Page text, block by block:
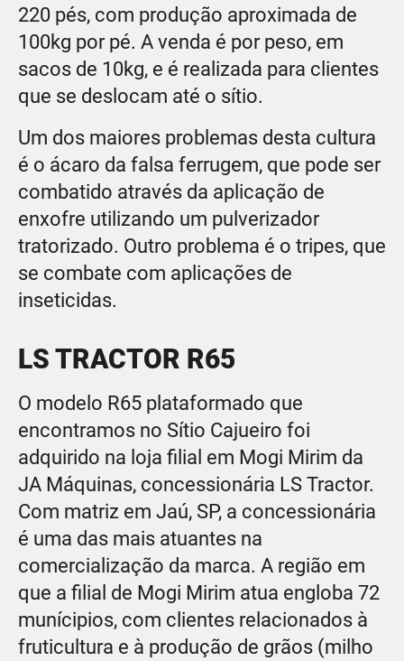
220 pés, com produção aproximada de
100kg por pé. A venda é por peso, em
sacos de 10kg, e é realizada para clientes
que se deslocam até o sítio.
Um dos maiores problemas desta cultura
é o ácaro da falsa ferrugem, que pode ser
combatido através da aplicação de
enxofre utilizando um pulverizador
tratorizado. Outro problema é o tripes, que
se combate com aplicações de
inseticidas.
LS TRACTOR R65
O modelo R65 plataformado que
encontramos no Sítio Cajueiro foi
adquirido na loja filial em Mogi Mirim da
JA Máquinas, concessionária LS Tractor.
Com matriz em Jaú, SP, a concessionária
é uma das mais atuantes na
comercialização da marca. A região em
que a filial de Mogi Mirim atua engloba 72
munícipios, com clientes relacionados à
fruticultura e à produção de grãos (milho